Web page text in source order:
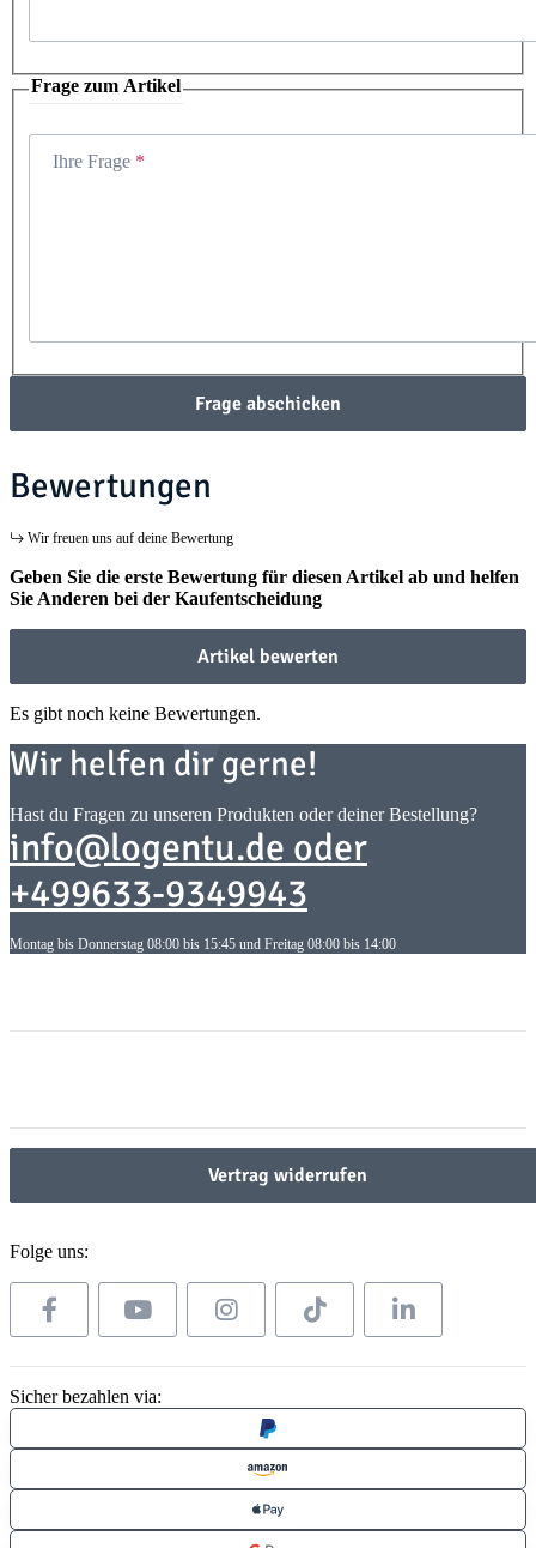
Frage zum Artikel
Ihre Frage
Frage abschicken
Bewertungen
Wir freuen uns auf deine Bewertung
Geben Sie die erste Bewertung für diesen Artikel ab und helfen
Sie Anderen bei der Kaufentscheidung
Artikel bewerten
Es gibt noch keine Bewertungen.
Wir helfen dir gerne!
Hast du Fragen zu unseren Produkten oder deiner Bestellung?
info@logentu.de oder
+499633-9349943
Montag bis Donnerstag 08:00 bis 15:45 und Freitag 08:00 bis 14:00
Vertrag widerrufen
Folge uns:
Sicher bezahlen via: